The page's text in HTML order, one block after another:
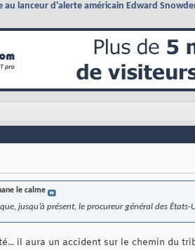
lanceur d'alerte américain Edward
le calme
jusqu’à présent, le procureur général des
il aura un accident sur le chemin du